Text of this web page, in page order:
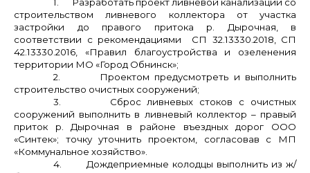
1.
Разработать проект ливневой канализации со
строительством ливневого коллектора от участка
застройки до правого притока р. Дырочная, в
соответствии с рекомендациями СП 32.13330.2018, СП
42.13330.2016, «Правил благоустройства и озеленения
территории МО «Город Обнинск»;
2.
Проектом предусмотреть и выполнить
строительство очистных сооружений;
3.
Сброс ливневых стоков с очистных
сооружений выполнить в ливневый коллектор – правый
приток р. Дырочная в районе въездных дорог ООО
«Синтек»; точку уточнить проектом, согласовав с МП
«Коммунальное хозяйство».
4.
Дождеприемные колодцы выполнить из ж/